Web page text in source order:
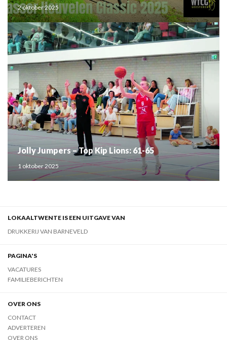
2 oktober 2025
Jolly Jumpers – Top Kip Lions: 61-65
1 oktober 2025
LOKAALTWENTE IS EEN UITGAVE VAN
DRUKKERIJ VAN BARNEVELD
PAGINA'S
VACATURES
FAMILIEBERICHTEN
OVER ONS
CONTACT
ADVERTEREN
OVER ONS